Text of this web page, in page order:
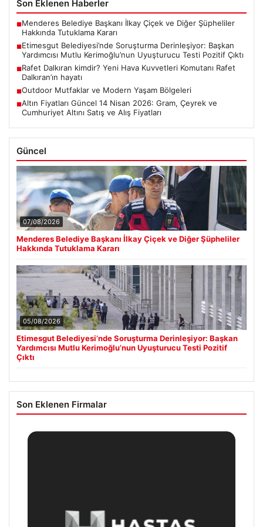
Son Eklenen Haberler
■Menderes Belediye Başkanı İlkay Çiçek ve Diğer Şüpheliler
Hakkında Tutuklama Kararı
■Etimesgut Belediyesi’nde Soruşturma Derinleşiyor: Başkan
Yardımcısı Mutlu Kerimoğlu’nun Uyuşturucu Testi Pozitif Çıktı
■Rafet Dalkıran kimdir? Yeni Hava Kuvvetleri Komutanı Rafet
Dalkıran’ın hayatı
■Outdoor Mutfaklar ve Modern Yaşam Bölgeleri
■Altın Fiyatları Güncel 14 Nisan 2026: Gram, Çeyrek ve
Cumhuriyet Altını Satış ve Alış Fiyatları
Güncel
07/08/2026
Menderes Belediye Başkanı İlkay Çiçek ve Diğer Şüpheliler
Hakkında Tutuklama Kararı
05/08/2026
Etimesgut Belediyesi’nde Soruşturma Derinleşiyor: Başkan
Yardımcısı Mutlu Kerimoğlu’nun Uyuşturucu Testi Pozitif
Çıktı
Son Eklenen Firmalar